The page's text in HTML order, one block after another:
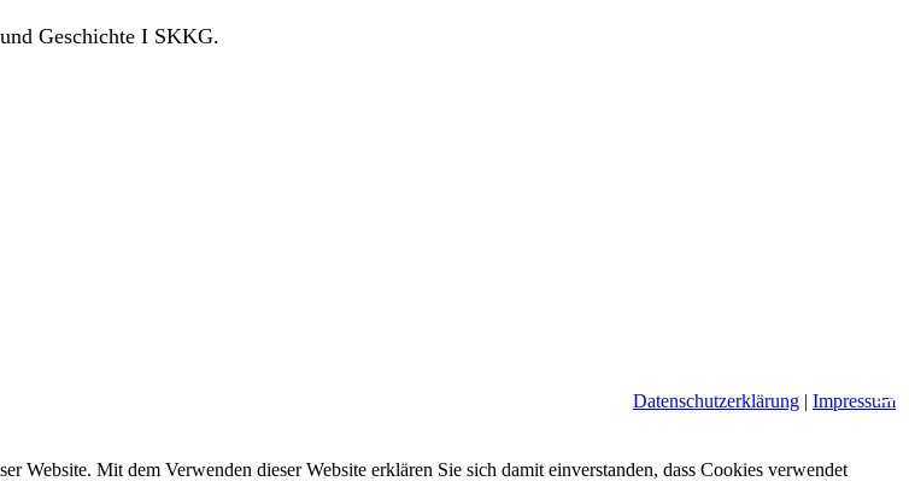
Geschichte I SKKG.
Datenschutzerklärung | Impressum
Website. Mit dem Verwenden dieser Website erklären Sie sich damit einverstanden, dass Cookies verwendet